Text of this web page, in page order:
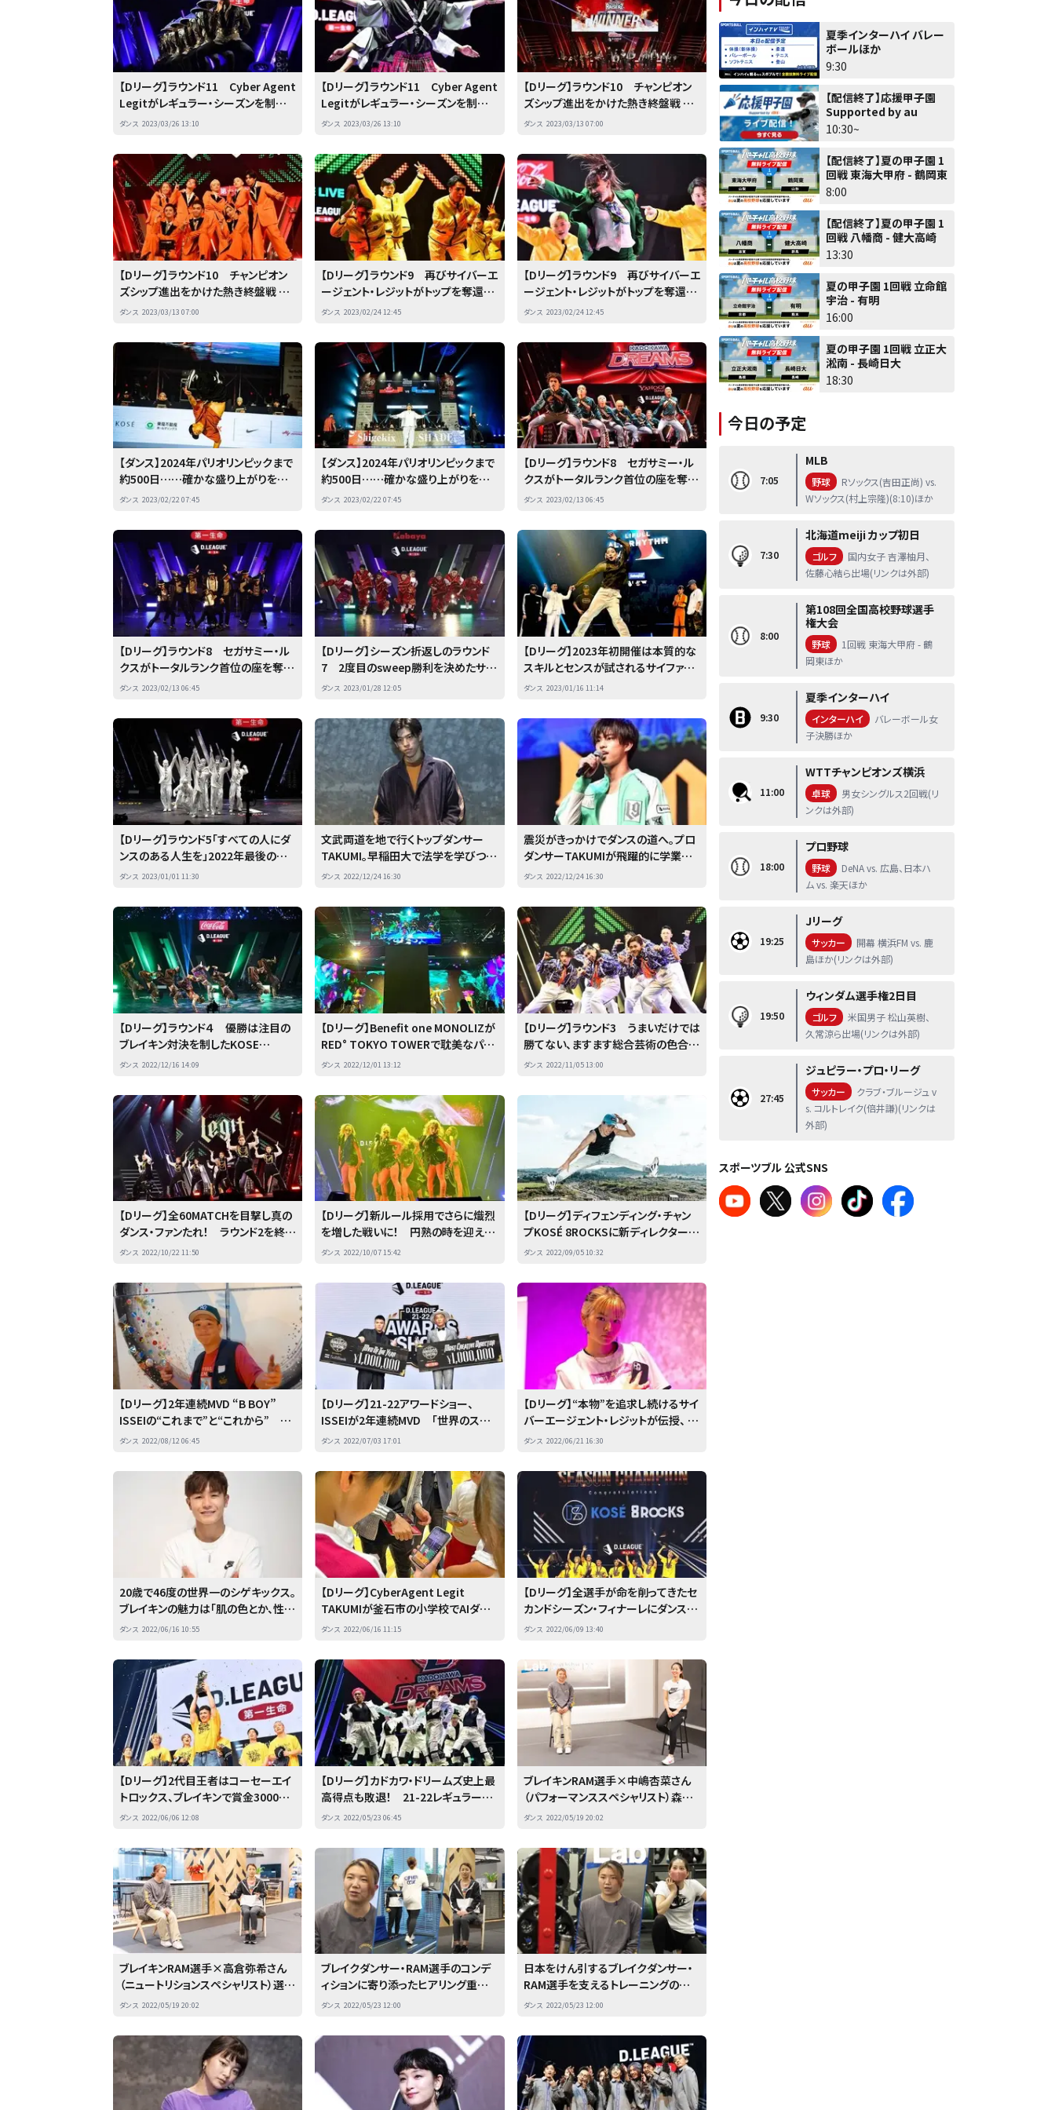
【Dリーグ】ラウンド11 Cyber Agent
Legitがレギュラー・シーズンを制す
が来たるチャンピオンシップを勝ち取
ダンス 2023/03/26 13:10
【Dリーグ】ラウンド11 Cyber Agent
Legitがレギュラー・シーズンを制す
が来たるチャンピオンシップを勝ち取
ダンス 2023/03/26 13:10
【Dリーグ】ラウンド10 チャンピオン
ズシップ進出をかけた熱き終盤戦 フ
ルキャスト・レイザーズが見事CS進出
ダンス 2023/03/13 07:00
【Dリーグ】ラウンド10 チャンピオン
ズシップ進出をかけた熱き終盤戦 フ
ルキャスト・レイザーズが見事CS進出
ダンス 2023/03/13 07:00
【Dリーグ】ラウンド9 再びサイバーエ
ージェント・レジットがトップを奪還
前編
ダンス 2023/02/24 12:45
【Dリーグ】ラウンド9 再びサイバーエ
ージェント・レジットがトップを奪還
後編
ダンス 2023/02/24 12:45
【ダンス】2024年パリオリンピックまで
約500日……確かな盛り上がりを見
せた『全日本ブレイキン選手権』 後
ダンス 2023/02/22 07:45
【ダンス】2024年パリオリンピックまで
約500日……確かな盛り上がりを見
せた『全日本ブレイキン選手権』 前
ダンス 2023/02/22 07:45
【Dリーグ】ラウンド8 セガサミー・ル
クスがトータルランク首位の座を奪
還 後編
ダンス 2023/02/13 06:45
【Dリーグ】ラウンド8 セガサミー・ル
クスがトータルランク首位の座を奪
還 前編
ダンス 2023/02/13 06:45
【Dリーグ】シーズン折返しのラウンド
7 2度目のsweep勝利を決めたサイ
バーエージェント・レジットが首位に
ダンス 2023/01/28 12:05
【Dリーグ】2023年初開催は本質的な
スキルとセンスが試されるサイファー・
ラウンドで実施
ダンス 2023/01/16 11:14
【Dリーグ】ラウンド5「すべての人にダ
ンスのある人生を」2022年最後の戦
い
ダンス 2023/01/01 11:30
文武両道を地で行くトップダンサー
TAKUMI。早稲田大で法学を学びつつ
Ｄリーグで活躍する超多忙な日々を
ダンス 2022/12/24 16:30
震災がきっかけでダンスの道へ。プロ
ダンサーTAKUMIが飛躍的に学業の
成績を伸ばせた理由
ダンス 2022/12/24 16:30
【Dリーグ】ラウンド４ 優勝は注目の
ブレイキン対決を制したKOSE
8ROCKS クリスマスシーズンに届け
ダンス 2022/12/16 14:09
【Dリーグ】Benefit one MONOLIZが
RED° TOKYO TOWERで耽美なパー
ティを開催 Dリーガーがさらなる魅
ダンス 2022/12/01 13:12
【Dリーグ】ラウンド3 うまいだけでは
勝てない、ますます総合芸術の色合い
を強めるDリーガーたち
ダンス 2022/11/05 13:00
【Dリーグ】全60MATCHを目撃し真の
ダンス・ファンたれ！ ラウンド2を終え
首位はCyberAgent Legit
ダンス 2022/10/22 11:50
【Dリーグ】新ルール採用でさらに熾烈
を増した戦いに！ 円熟の時を迎えた
サードシーズンが開幕
ダンス 2022/10/07 15:42
【Dリーグ】ディフェンディング・チャン
プKOSÉ 8ROCKSに新ディレクター
Kaku就任「初の2連覇目指す」
ダンス 2022/09/05 10:32
【Dリーグ】2年連続MVD “B BOY”
ISSEIの“これまで”と“これから” 「パ
リ五輪だけがダンスじゃない」
ダンス 2022/08/12 06:45
【Dリーグ】21-22アワードショー、
ISSEIが2年連続MVD 「世界のスポ
ーツでダンスがもっとも可能性があ
ダンス 2022/07/03 17:01
【Dリーグ】“本物”を追求し続けるサイ
バーエージェント・レジットが伝授、 夢
を叶える「飛び込む力」 Peachと共
ダンス 2022/06/21 16:30
20歳で46度の世界一のシゲキックス。
ブレイキンの魅力は「肌の色とか、性別
とか関係ない。みんなが仲間」
ダンス 2022/06/16 10:55
【Dリーグ】CyberAgent Legit
TAKUMIが釜石市の小学校でAIダン
スレッスン
ダンス 2022/06/16 11:15
【Dリーグ】全選手が命を削ってきたセ
カンドシーズン・フィナーレにダンスの
さらなる可能性を見た 栄冠はエイト
ダンス 2022/06/09 13:40
【Dリーグ】2代目王者はコーセーエイ
トロックス、ブレイキンで賞金3000万
円獲得 感涙の嵐のうちに幕
ダンス 2022/06/06 12:08
【Dリーグ】カドカワ・ドリームズ史上最
高得点も敗退！ 21-22レギュラーシ
ーズン、ラスト・ショーの煌めき
ダンス 2022/05/23 06:45
ブレイキンRAM選手×中嶋杏菜さん
（パフォーマンススペシャリスト）森永
製菓inトレーニングラボへの信頼
ダンス 2022/05/19 20:02
ブレイキンRAM選手×高倉弥希さん
（ニュートリションスペシャリスト）選手
の体と“心の栄養”もサポートする森
ダンス 2022/05/19 20:02
ブレイクダンサー・RAM選手のコンデ
ィションに寄り添ったヒアリング重視
の栄養サポート
ダンス 2022/05/23 12:00
日本をけん引するブレイクダンサー・
RAM選手を支えるトレーニングの作り
方とは
ダンス 2022/05/23 12:00
夏季インターハイ バレー
ボールほか
9:30
【配信終了】応援甲子園
Supported by au
10:30~
【配信終了】夏の甲子園 1
回戦 東海大甲府 - 鶴岡東
8:00
【配信終了】夏の甲子園 1
回戦 八幡商 - 健大高崎
13:30
夏の甲子園 1回戦 立命館
宇治 - 有明
16:00
夏の甲子園 1回戦 立正大
淞南 - 長崎日大
18:30
今日の予定
7:05
MLB
野球
Rソックス(吉田正尚) vs.
Wソックス(村上宗隆)(8:10)ほか
7:30
北海道meiji カップ初日
ゴルフ
国内女子 吉澤柚月、
佐藤心結ら出場(リンクは外部)
8:00
第108回全国高校野球選手
権大会
野球
1回戦 東海大甲府 - 鶴
岡東ほか
9:30
夏季インターハイ
インターハイ
バレーボール女
子決勝ほか
11:00
WTTチャンピオンズ横浜
卓球
男女シングルス2回戦(リ
ンクは外部)
18:00
プロ野球
野球
DeNA vs. 広島、日本ハ
ム vs. 楽天ほか
19:25
Jリーグ
サッカー
開幕 横浜FM vs. 鹿
島ほか(リンクは外部)
19:50
ウィンダム選手権2日目
ゴルフ
米国男子 松山英樹、
久常涼ら出場(リンクは外部)
27:45
ジュピラー・プロ・リーグ
サッカー
クラブ・ブルージュ v
s. コルトレイク(倍井謙)(リンクは
外部)
スポーツブル 公式SNS